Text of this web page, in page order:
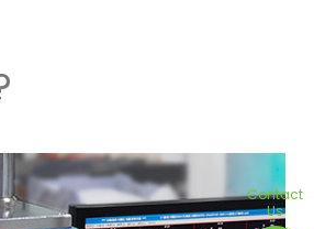
Contact
Us